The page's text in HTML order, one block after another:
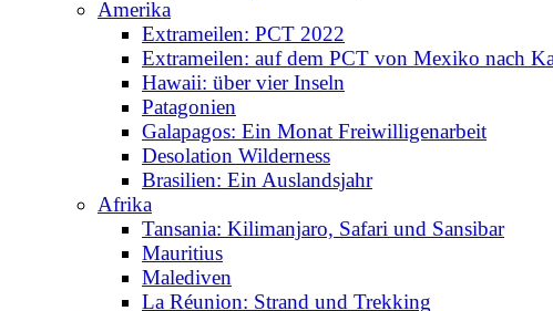
Amerika
Extrameilen: PCT 2022
Extrameilen: auf dem PCT von Mexiko nach
Hawaii: über vier Inseln
Patagonien
Galapagos: Ein Monat Freiwilligenarbeit
Desolation Wilderness
Brasilien: Ein Auslandsjahr
Afrika
Tansania: Kilimanjaro, Safari und Sansibar
Mauritius
Malediven
La Réunion: Strand und Trekking